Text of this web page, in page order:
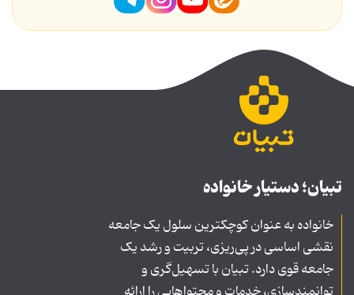
تبیان؛ دستیار خانواده
خانواده به عنوان کوچکترین سلول یک جامعه
نقشی اساسی در پی‌ریزی، تربیت و رشد یک
جامعه قوی دارد. تبیان با تسهیل‌گری و